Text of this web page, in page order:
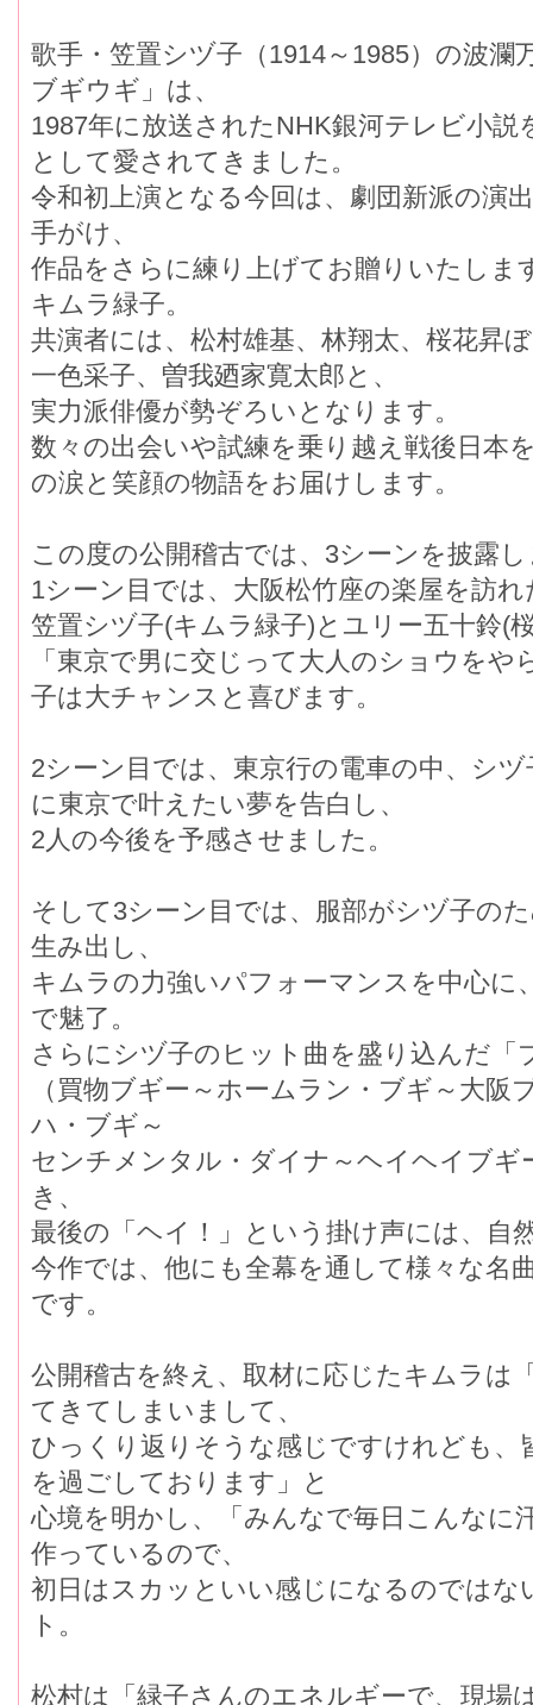
歌手・笠置シヅ子（1914～1985）の波瀾
ブギウギ」は、
1987年に放送されたNHK銀河テレビ小
として愛されてきました。
令和初上演となる今回は、劇団新派の演
手がけ、
作品をさらに練り上げてお贈りいたしま
キムラ緑子。
共演者には、松村雄基、林翔太、桜花昇
一色采子、曽我廼家寛太郎と、
実力派俳優が勢ぞろいとなります。
数々の出会いや試練を乗り越え戦後日本
の涙と笑顔の物語をお届けします。
この度の公開稽古では、3シーンを披露
1シーン目では、大阪松竹座の楽屋を訪
笠置シヅ子(キムラ緑子)とユリー五十鈴(
「東京で男に交じって大人のショウを
子は大チャンスと喜びます。
2シーン目では、東京行の電車の中、シ
に東京で叶えたい夢を告白し、
2人の今後を予感させました。
そして3シーン目では、服部がシヅ子の
生み出し、
キムラの力強いパフォーマンスを中心に
で魅了。
さらにシヅ子のヒット曲を盛り込んだ「
（買物ブギー～ホームラン・ブギ～大
ハ・ブギ～
センチメンタル・ダイナ～ヘイヘイブギ
き、
最後の「ヘイ！」という掛け声には、自
今作では、他にも全幕を通して様々な名
です。
公開稽古を終え、取材に応じたキムラは
てきてしまいまして、
ひっくり返りそうな感じですけれども、
を過ごしております」と
心境を明かし、「みんなで毎日こんなに
作っているので、
初日はスカッといい感じになるのではな
ト。
松村は「緑子さんのエネルギーで、現場